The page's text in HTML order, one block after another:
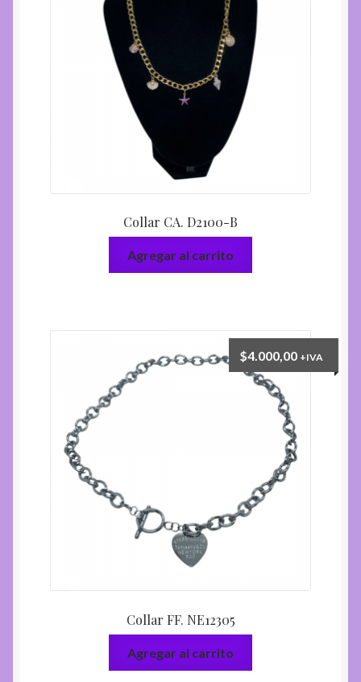
Collar CA. D2100-B
Agregar al carrito
Collar FF. NE12305
$4.000,00 +IVA
Agregar al carrito